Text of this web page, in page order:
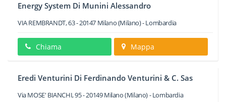
Energy System Di Munini Alessandro
VIA REMBRANDT, 63-20147 Milano(Milano) -Lombardia
Chiama Mappa
Eredi Venturini Di Ferdinando Venturini & C. Sas
Via MOSE' BIANCHI, 95-20149Milano(Milano) -Lombardia